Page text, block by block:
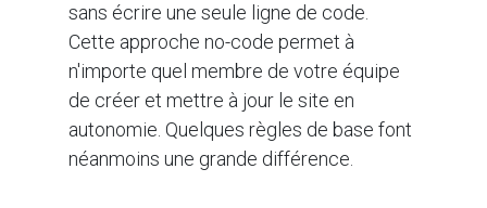
sans écrire une seule ligne de code.
Cette approche no-code permet à
n'importe quel membre de votre équipe
de créer et mettre à jour le site en
autonomie. Quelques règles de base font
néanmoins une grande différence.